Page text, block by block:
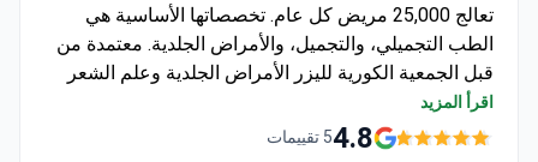
تعالج 25,000 مريض كل عام. تخصصاتها الأساسية هي
الطب التجميلي، والتجميل، والأمراض الجلدية. معتمدة من
قبل الجمعية الكورية لليزر الأمراض الجلدية وعلم الشعر
(KALDAT).
تخدم البالغين والأطفال.
اقرأ المزيد
4.85 تقييمات